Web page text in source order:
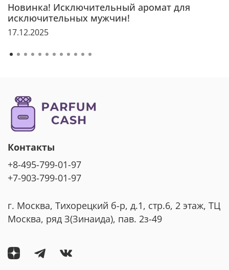
Новинка! Исключительный аромат для
исключительных мужчин!
17.12.2025
Контакты
+8-495-799-01-97
+7-903-799-01-97
г. Москва, Тихорецкий б-р, д.1, стр.6, 2 этаж, ТЦ
Москва, ряд З(Зинаида), пав. 2з-49